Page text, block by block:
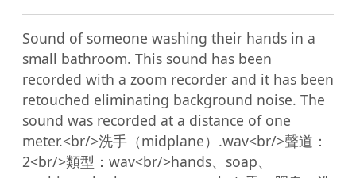
Sound of someone washing their hands in a
small bathroom. This sound has been
recorded with a zoom recorder and it has been
retouched eliminating background noise. The
sound was recorded at a distance of one
meter.<br/>洗手（midplane）.wav<br/>聲道：
2<br/>類型：wav<br/>hands、soap、